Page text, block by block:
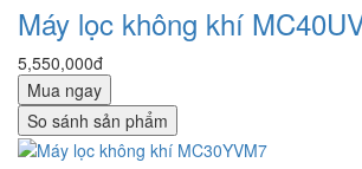
Máy lọc không khí
5,550,000đ
Mua ngay
So sánh sản phẩm